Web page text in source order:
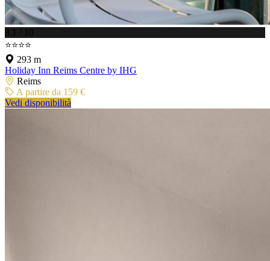
8.1 / 10
⭐⭐⭐⭐
293 m
Holiday Inn Reims Centre by IHG
Reims
A partire da 159 €
Vedi disponibilità